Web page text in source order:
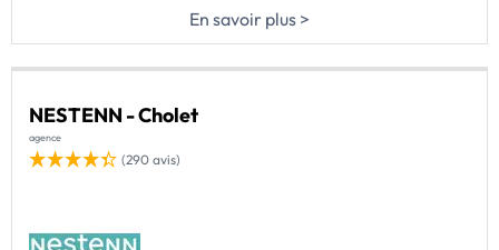
En savoir plus >
NESTENN - Cholet
agence
(290 avis)